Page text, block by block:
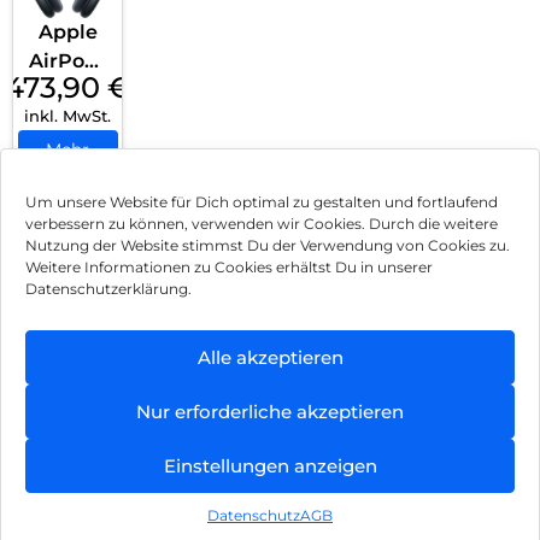
Um unsere Website für Dich optimal zu gestalten und fortlaufend
verbessern zu können, verwenden wir Cookies. Durch die weitere
Nutzung der Website stimmst Du der Verwendung von Cookies zu.
Weitere Informationen zu Cookies erhältst Du in unserer
Datenschutzerklärung.
Alle akzeptieren
Nur erforderliche akzeptieren
Einstellungen anzeigen
DatenschutzAGB
Apple
AirPods
Max
Mittern
acht
473,90 €
inkl. MwSt.
Mehr
Impressum
Hinweis zur Batterieentsorgung
Newsletter
, Brodos AG – All Rights Reserved.
Können wir Dir behilflich sein?